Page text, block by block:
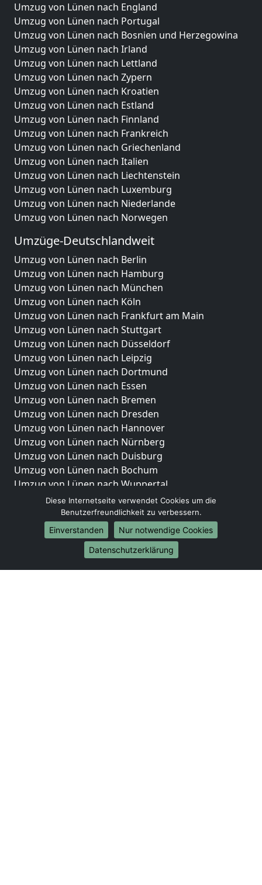
Umzug von Lünen nach England
Umzug von Lünen nach Portugal
Umzug von Lünen nach Bosnien und Herzegowina
Umzug von Lünen nach Irland
Umzug von Lünen nach Lettland
Umzug von Lünen nach Zypern
Umzug von Lünen nach Kroatien
Umzug von Lünen nach Estland
Umzug von Lünen nach Finnland
Umzug von Lünen nach Frankreich
Umzug von Lünen nach Griechenland
Umzug von Lünen nach Italien
Umzug von Lünen nach Liechtenstein
Umzug von Lünen nach Luxemburg
Umzug von Lünen nach Niederlande
Umzug von Lünen nach Norwegen
Umzüge-Deutschlandweit
Umzug von Lünen nach Berlin
Umzug von Lünen nach Hamburg
Umzug von Lünen nach München
Umzug von Lünen nach Köln
Umzug von Lünen nach Frankfurt am Main
Umzug von Lünen nach Stuttgart
Umzug von Lünen nach Düsseldorf
Umzug von Lünen nach Leipzig
Umzug von Lünen nach Dortmund
Umzug von Lünen nach Essen
Umzug von Lünen nach Bremen
Umzug von Lünen nach Dresden
Umzug von Lünen nach Hannover
Umzug von Lünen nach Nürnberg
Umzug von Lünen nach Duisburg
Umzug von Lünen nach Bochum
Umzug von Lünen nach Wuppertal
Umzug von Lünen nach Bielefeld
Umzug von Lünen nach Bonn
Umzug von Lünen nach Münster
Internationale-Umzüge
Umzug von Lünen nach Brasilien
Diese Internetseite verwendet Cookies um die
Benutzerfreundlichkeit zu verbessern.
Einverstanden
Nur notwendige Cookies
Datenschutzerklärung